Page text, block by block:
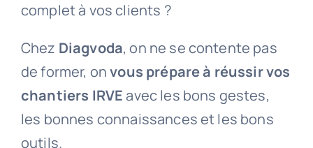
complet à vos clients ?
Chez Diagvoda, on ne se contente pas
de former, onvous prépare à réussir vos
chantiers IRVEavec les bons gestes,
les bonnes connaissances et les bons
outils.